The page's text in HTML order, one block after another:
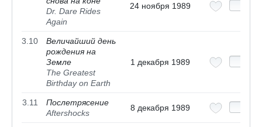
Dr. Dare Rides
Again
24 ноября 1989
3.10
Величайший день
рождения на
Земле
The Greatest
Birthday on Earth
1 декабря 1989
3.11
Послетрясение
Aftershocks
8 декабря 1989